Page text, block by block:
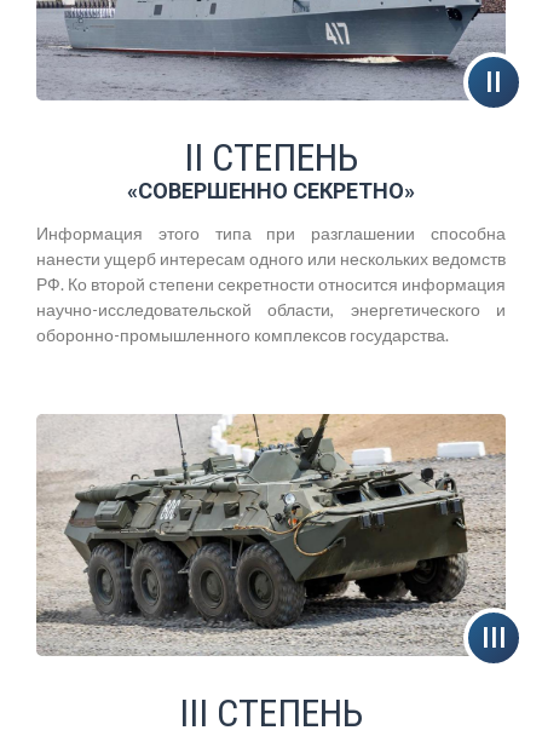
II СТЕПЕНЬ
«СОВЕРШЕННО СЕКРЕТНО»
Информация этого типа при разглашении способна
нанести ущерб интересам одного или нескольких ведомств
РФ. Ко второй степени секретности относится информация
научно-исследовательской области, энергетического и
оборонно-промышленного комплексов государства.
III СТЕПЕНЬ